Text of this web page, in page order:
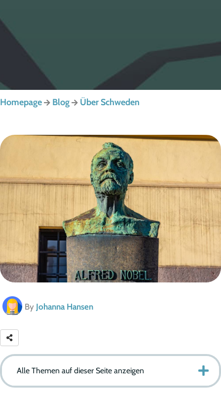
Homepage Blog Über Schweden
By Johanna Hansen
Alle Themen auf dieser Seite anzeigen